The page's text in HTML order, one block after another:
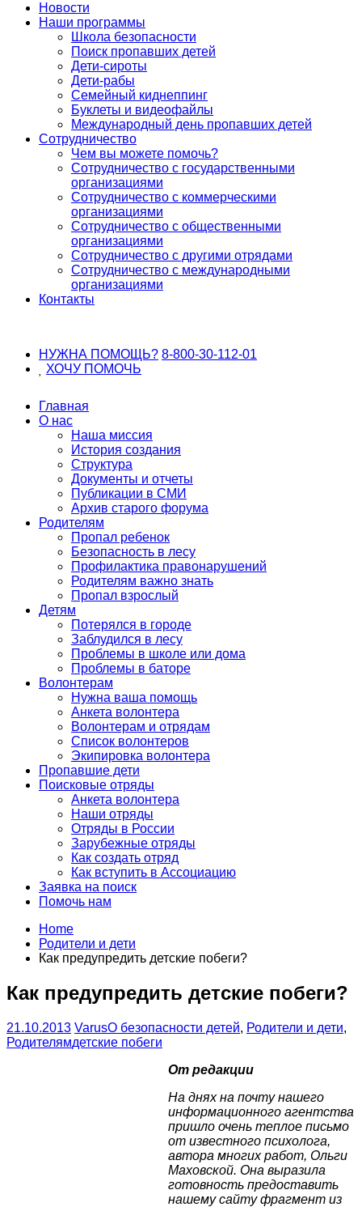
Новости
Наши программы
Школа безопасности
Поиск пропавших детей
Дети-сироты
Дети-рабы
Семейный киднеппинг
Буклеты и видеофайлы
Международный день пропавших детей
Сотрудничество
Чем вы можете помочь?
Сотрудничество с государственными
организациями
Сотрудничество с коммерческими
организациями
Сотрудничество с общественными
организациями
Сотрудничество с другими отрядами
Сотрудничество с международными
организациями
Контакты
НУЖНА ПОМОЩЬ? 8-800-30-112-01
ХОЧУ ПОМОЧЬ
Главная
О нас
Наша миссия
История создания
Структура
Документы и отчеты
Публикации в СМИ
Архив старого форума
Родителям
Пропал ребенок
Безопасность в лесу
Профилактика правонарушений
Родителям важно знать
Пропал взрослый
Детям
Потерялся в городе
Заблудился в лесу
Проблемы в школе или дома
Проблемы в баторе
Волонтерам
Нужна ваша помощь
Анкета волонтера
Волонтерам и отрядам
Список волонтеров
Экипировка волонтера
Пропавшие дети
Поисковые отряды
Анкета волонтера
Наши отряды
Отряды в России
Зарубежные отряды
Как создать отряд
Как вступить в Ассоциацию
Заявка на поиск
Помочь нам
Home
Родители и дети
Как предупредить детские побеги?
Как предупредить детские побеги?
21.10.2013 VarusО безопасности детей, Родители и дети,
Родителямдетские побеги
От редакции
На днях на почту нашего
информационного агентства
пришло очень теплое письмо
от известного психолога,
автора многих работ, Ольги
Маховской. Она выразила
готовность предоставить
нашему сайту фрагмент из